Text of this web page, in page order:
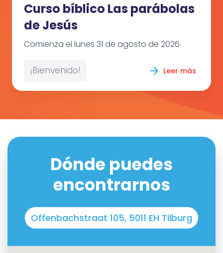
Curso bíblico Las parábolas
de Jesús
Comienza el lunes 31 de agosto de 2026
¡Bienvenido! Leer más
Dónde puedes
encontrarnos
Offenbachstraat 105, 5011 EH Tilburg